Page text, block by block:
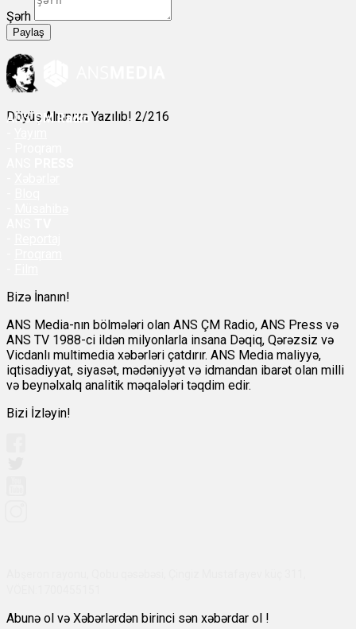
Şərh
Paylaş
Döyüş Alnınıza Yazılıb! 2/216
ANSÇM Radio
Bizə İnanın!
ANS Media-nın bölmələri olan ANS ÇM Radio, ANS Press və
ANS TV 1988-ci ildən milyonlarla insana Dəqiq, Qərəzsiz və
Vicdanlı multimedia xəbərləri çatdırır. ANS Media maliyyə,
iqtisadiyyat, siyasət, mədəniyyət və idmandan ibarət olan milli
və beynəlxalq analitik məqalələri təqdim edir.
Bizi İzləyin!
Abunə ol və Xəbərlərdən birinci sən xəbərdar ol !